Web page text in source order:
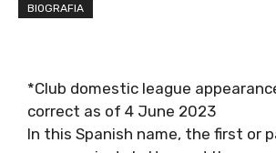
BIOGRAFIA
*Club domestic league
correct as of 4 June 2023
In this Spanish name, the first or